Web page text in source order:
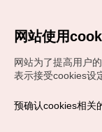
Copyrights (c) 韩
网站使用
网站为了提高用户
表示接受cookies设
预确认cookies相关